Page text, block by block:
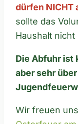
dürfen NICHT
sollte das
Haushalt
Die Abfuhr ist
aber sehr
Wir freuen